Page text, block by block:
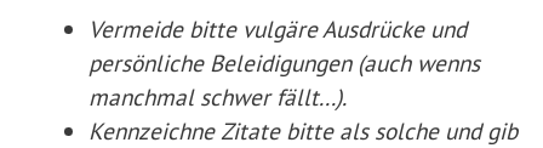
Vermeide bitte vulgäre Ausdrücke und
persönliche Beleidigungen (auch wenns
manchmal schwer fällt...).
Kennzeichne Zitate bitte als solche und gib